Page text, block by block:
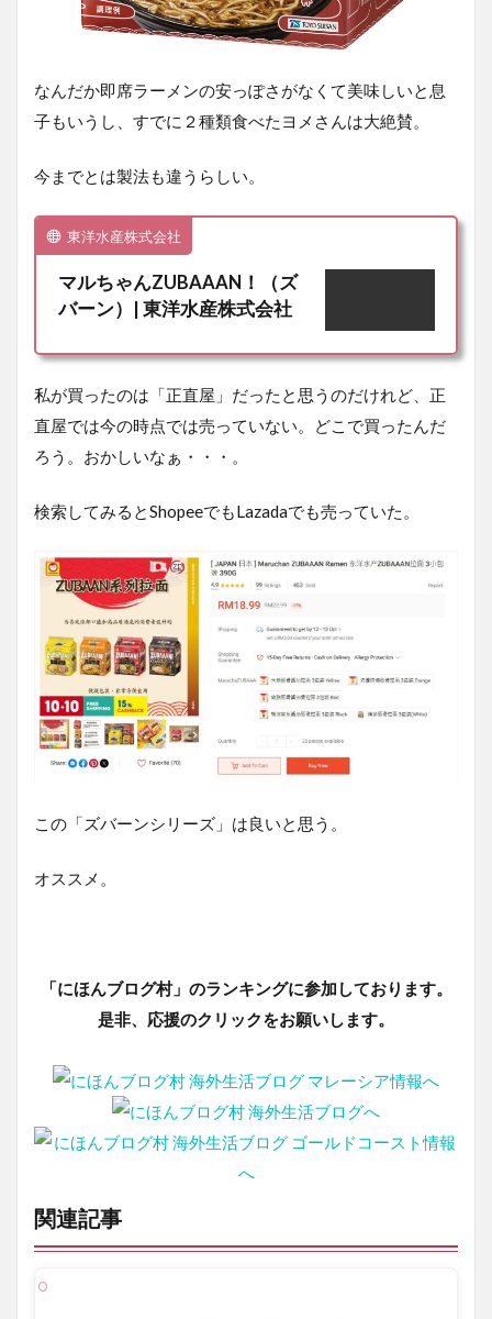
なんだか即席ラーメンの安っぽさがなくて美味しいと息
子もいうし、すでに２種類食べたヨメさんは大絶賛。
今までとは製法も違うらしい。
東洋水産株式会社
マルちゃんZUBAAAN！（ズ
バーン）| 東洋水産株式会社
私が買ったのは「正直屋」だったと思うのだけれど、正
直屋では今の時点では売っていない。どこで買ったんだ
ろう。おかしいなぁ・・・。
検索してみるとShopeeでもLazadaでも売っていた。
この「ズバーンシリーズ」は良いと思う。
オススメ。
「にほんブログ村」のランキングに参加しております。
是非、応援のクリックをお願いします。
関連記事